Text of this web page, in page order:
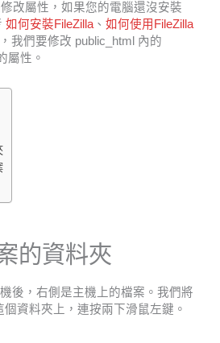
改屬性，如果您的電腦還沒安裝
如何安裝FileZilla 、如何使用FileZilla
我們要修改 public_html 內的
屬性。
的資料夾
後，右側是主機上的檔案。我們將
資料夾上，連按兩下滑鼠左鍵。